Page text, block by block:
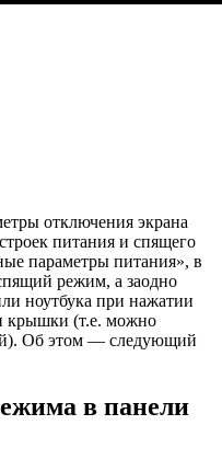
отключения экрана
питания и спящего
параметры питания», в
режим, а заодно
ноутбука при нажатии
крышки (т.е. можно
Об этом — следующий
в панели